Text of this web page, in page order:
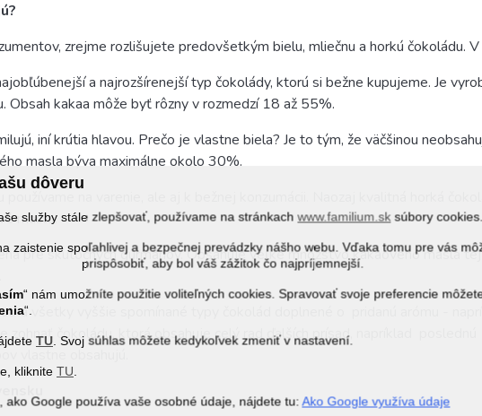
dôveru
služby stále zlepšovať, používame na stránkachwww.familium.sk súbory cookies.
zaistenie spoľahlivej a bezpečnej prevádzky nášho webu. Vďaka tomu pre vás
prispôsobiť, aby bol váš zážitok čo najpríjemnejší.
“ nám umožníte použitie voliteľných cookies. Spravovať svoje preferencie
“.
TU . Svoj súhlas môžete kedykoľvek zmeniť v nastavení.
klikniteTU
ako Google používa vaše osobné údaje, nájdete tu:Ako Google využíva údaje
zrejme rozlišujete predovšetkým bielu, mliečnu a horkú čokoládu.
a najrozšírenejší typ čokolády, ktorú si bežne kupujeme. Je
Obsah kakaa môže byť rôzny v rozmedzí 18 až 55%.
iní krútia hlavou. Prečo je vlastne biela? Je to tým, že väčšinou
masla býva maximálne okolo 30%.
používame na varenie, ale aj k bežnej konzumácii. Naozaj kvalitná horká
maslo.
pre skutočných gurmánov. Obsahuje veľké množstvo kakaového masla
všetky vyššie spomínané typy čokolád doplnené o
arómu -
čokoládu, ktorá obsahuje celý rad ďalších prísad, napríklad
vlastne obsahujú.